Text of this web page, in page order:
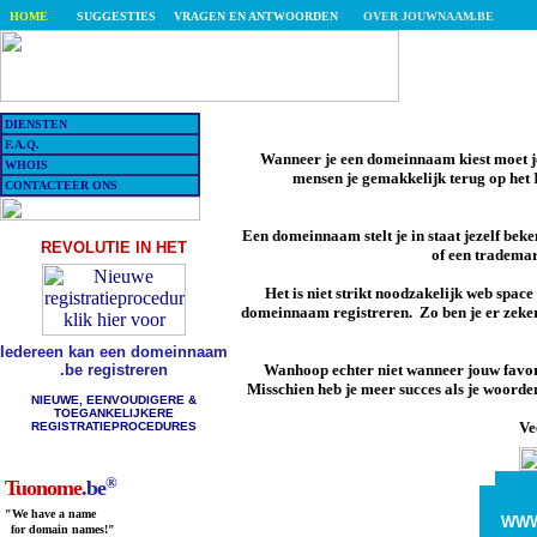
HOME SUGGESTIES VRAGEN EN ANTWOORDEN OVER JOUWNAAM.BE
DIENSTEN
F.A.Q.
WHOIS
CONTACTEER ONS
REVOLUTIE IN HET
Iedereen kan een domeinnaam
.be registreren
NIEUWE, EENVOUDIGERE &
TOEGANKELIJKERE
REGISTRATIEPROCEDURES
Tuonome.be®
"We have a name
for domain names!"
Wanneer je een domeinnaam kiest
mensen je gemakkelijk terug op
Een domeinnaam stelt je in staat jezelf
of een
Het is niet strikt noodzakelijk web space
domeinnaam registreren. Zo ben je er
Wanhoop echter niet wanneer jouw
Misschien heb je meer succes als je